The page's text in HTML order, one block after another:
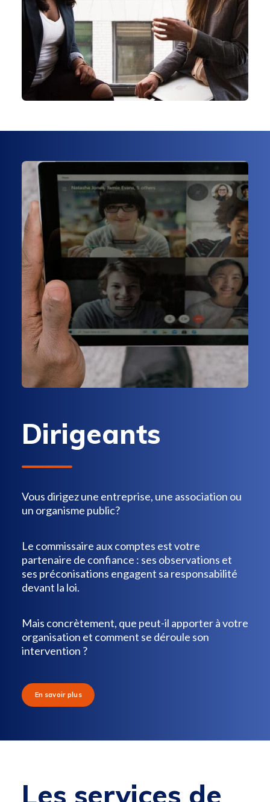
Dirigeants
Vous dirigez une entreprise, une association ou
un organisme public?
Le commissaire aux comptes est votre
partenaire de confiance : ses observations et
ses préconisations engagent sa responsabilité
devant la loi.
Mais concrètement, que peut-il apporter à votre
organisation et comment se déroule son
intervention ?
En savoir plus
Les services de